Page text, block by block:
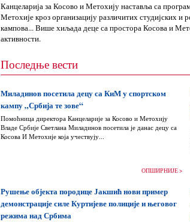
Канцеларија за Косово и Метохију наставља са
Метохије кроз организацију различитих студијских
кампова... Више хиљада деце са простора Косова и
активности.
Последње вести
Миладинов посетила децу са КиМ у спортском
кампу „Србија те зове“
Помоћница директора Канцеларије за Косово и Метохију
Владе Србије Светлана Миладинов посетила је данас децу са
Косова И Метохије која учествују...
ОПШИРНИЈЕ >
Рушење објекта породице Јакшић нови пример
демонстрације силе Куртијеве полиције и његовог
режима над Србима